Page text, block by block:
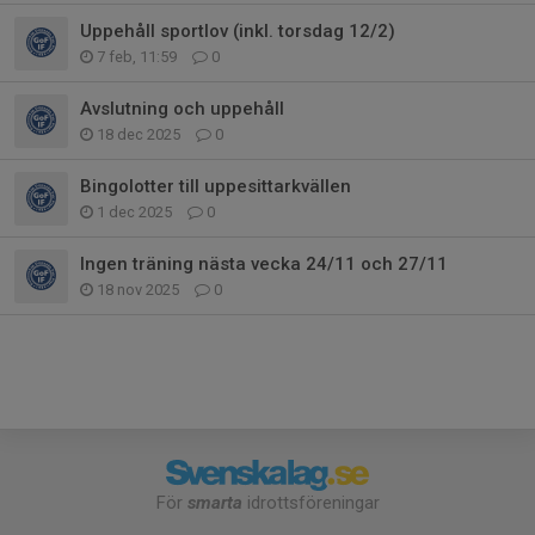
Uppehåll sportlov (inkl. torsdag 12/2)
7 feb, 11:59 0
Avslutning och uppehåll
18 dec 2025 0
Bingolotter till uppesittarkvällen
1 dec 2025 0
Ingen träning nästa vecka 24/11 och 27/11
18 nov 2025 0
För smarta idrottsföreningar